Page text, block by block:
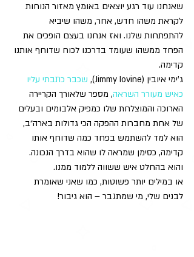
שאנחנו עוד רגע יוצאים באומץ מאזור הנוחות
לקראת משהו חדש, אחר, משהו שיביא
להתפתחות שלנו. ואז אנחנו בעצם הופכים את
הפחד ממשהו שעומד בדרכנו לכוח שדוחף אותנו
קדימה.
ג'ימי איובין (Jimmy Iovine),
שכבר כתבתי עליו
כאיש מעורר השראה, מספר שלאורך הקריירה
הארוכה והמוצלחת שלו כמפיק אלבומים ובעלים
של אחת מחברות ההפקה הכי גדולות בארה״ב,
הוא למד להשתמש בפחד כמה שדוחף אותו
קדימה, כסימן שמראה לו שהוא בדרך הנכונה.
והוא בהחלט איש ששווה ללמוד ממנו.
או במילים יותר פשוטות, כמו שאני שאומרת
לבנים שלי, מי שמתגבר – הוא גיבור!